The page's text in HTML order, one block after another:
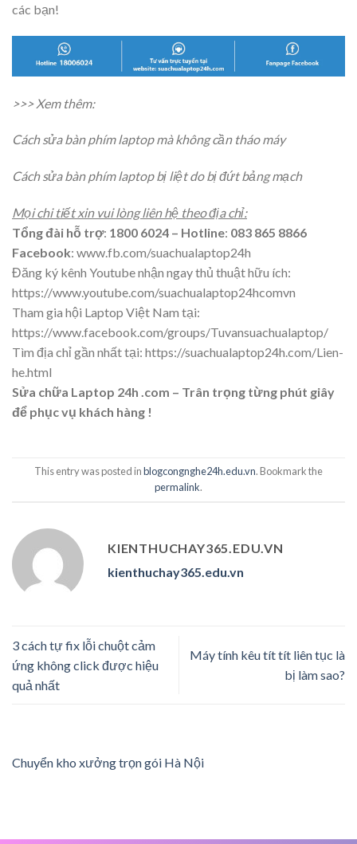
các bạn!
>>> Xem thêm:
Cách sửa bàn phím laptop mà không cần tháo máy
Cách sửa bàn phím laptop bị liệt do bị đứt bảng mạch
Mọi chi tiết xin vui lòng liên hệ theo địa chỉ:
Tổng đài hỗ trợ: 1800 6024 – Hotline: 083 865 8866
Facebook: www.fb.com/suachualaptop24h
Đăng ký kênh Youtube nhận ngay thủ thuật hữu ích:
https://www.youtube.com/suachualaptop24hcomvn
Tham gia hội Laptop Việt Nam tại:
https://www.facebook.com/groups/Tuvansuachualaptop/
Tìm địa chỉ gần nhất tại: https://suachualaptop24h.com/Lien-
he.html
Sửa chữa Laptop 24h .com – Trân trọng từng phút giây
để phục vụ khách hàng !
This entry was posted inblogcongnghe24h.edu.vn. Bookmark the
permalink.
KIENTHUCHAY365.EDU.VN
kienthuchay365.edu.vn
3 cách tự fix lỗi chuột cảm
ứng không click được hiệu
quả nhất
Máy tính kêu tít tít liên tục là
bị làm sao?
Chuyển kho xưởng trọn gói Hà Nội